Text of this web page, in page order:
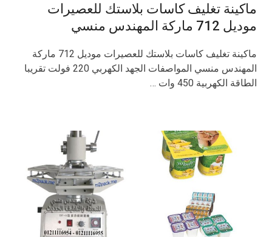
ماكينة تغليف كاسات بلاستك للعصيرات
موديل 712 ماركة المهندس منسي
ماكينة تغليف كاسات بلاستك للعصيرات موديل 712 ماركة
المهندس منسي المواصفات الجهد الكهربي 220 فولت تقريبا
الطاقة الكهربية 450 وات …